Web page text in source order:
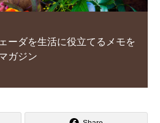
ーダを生活に役立てるメモを
ガジン